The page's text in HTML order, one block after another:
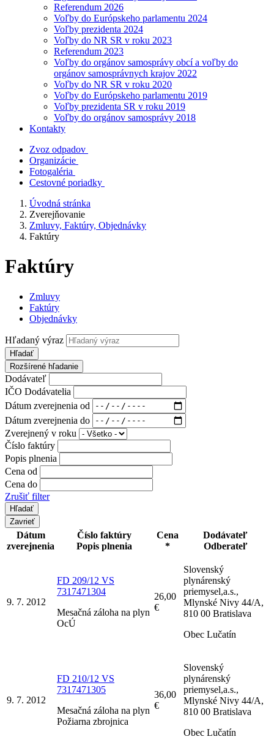
Referendum 2026
Voľby do Európskeho parlamentu 2024
Voľby prezidenta 2024
Voľby do NR SR v roku 2023
Referendum 2023
Voľby do orgánov samosprávy obcí a voľby do
orgánov samosprávnych krajov 2022
Voľby do NR SR v roku 2020
Voľby do Európskeho parlamentu 2019
Voľby prezidenta SR v roku 2019
Voľby do orgánov samosprávy 2018
Kontakty
Zvoz odpadov
Organizácie
Fotogaléria
Cestovné poriadky
Úvodná stránka
Zverejňovanie
Zmluvy, Faktúry, Objednávky
Faktúry
Faktúry
Zmluvy
Faktúry
Objednávky
Hľadaný výraz
Hľadať
Rozšírené hľadanie
Dodávateľ
IČO Dodávatelia
Dátum zverejnenia od
Dátum zverejnenia do
Zverejnený v roku
Číslo faktúry
Popis plnenia
Cena od
Cena do
Zrušiť filter
Zavrieť
Dátum
zverejnenia
Číslo faktúry
Popis plnenia
Cena
*
Dodávateľ
Odberateľ
9. 7. 2012
FD 209/12 VS
7317471304
Mesačná záloha na plyn
OcÚ
26,00
€
Slovenský
plynárenský
priemysel,a.s.,
Mlynské Nivy 44/A,
810 00 Bratislava
Obec Lučatín
9. 7. 2012
FD 210/12 VS
7317471305
Mesačná záloha na plyn
Požiarna zbrojnica
36,00
€
Slovenský
plynárenský
priemysel,a.s.,
Mlynské Nivy 44/A,
810 00 Bratislava
Obec Lučatín